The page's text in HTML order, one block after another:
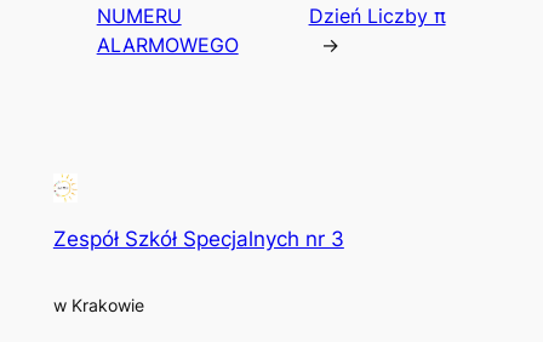
NUMERU
ALARMOWEGO
Dzień Liczby π
→
Zespół Szkół Specjalnych nr 3
w Krakowie